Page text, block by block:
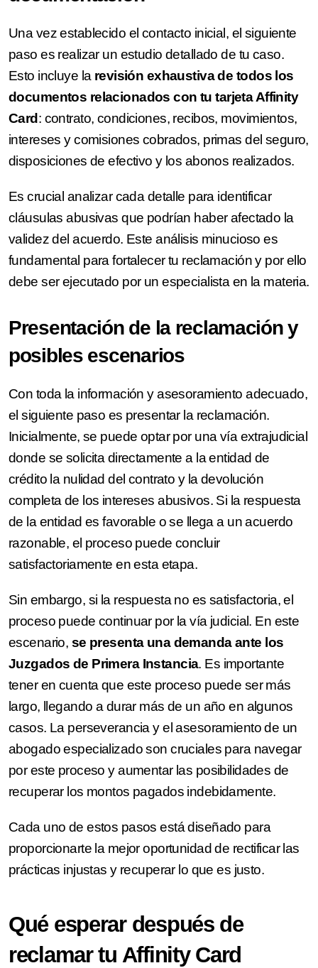
Una vez establecido el contacto inicial, el siguiente
paso es realizar un estudio detallado de tu caso.
Esto incluye la revisión exhaustiva de todos los
documentos relacionados con tu tarjeta Affinity
Card : contrato, condiciones, recibos, movimientos,
intereses y comisiones cobrados, primas del seguro,
disposiciones de efectivo y los abonos realizados.
Es crucial analizar cada detalle para identificar
cláusulas abusivas que podrían haber afectado la
validez del acuerdo. Este análisis minucioso es
fundamental para fortalecer tu reclamación y por ello
debe ser ejecutado por un especialista en la materia.
Presentación de la reclamación y
posibles escenarios
Con toda la información y asesoramiento adecuado,
el siguiente paso es presentar la reclamación.
Inicialmente, se puede optar por una vía extrajudicial
donde se solicita directamente a la entidad de
crédito la nulidad del contrato y la devolución
completa de los intereses abusivos. Si la respuesta
de la entidad es favorable o se llega a un acuerdo
razonable, el proceso puede concluir
satisfactoriamente en esta etapa.
Sin embargo, si la respuesta no es satisfactoria, el
proceso puede continuar por la vía judicial. En este
escenario, se presenta una demanda ante los
Juzgados de Primera Instancia. Es importante
tener en cuenta que este proceso puede ser más
largo, llegando a durar más de un año en algunos
casos. La perseverancia y el asesoramiento de un
abogado especializado son cruciales para navegar
por este proceso y aumentar las posibilidades de
recuperar los montos pagados indebidamente.
Cada uno de estos pasos está diseñado para
proporcionarte la mejor oportunidad de rectificar las
prácticas injustas y recuperar lo que es justo.
Qué esperar después de
reclamar tu Affinity Card